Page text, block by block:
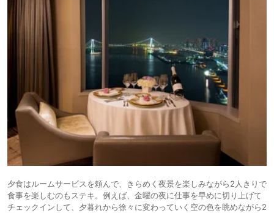
夕食はルームサービスを頼んで、きらめく夜景を楽しみながら2人きりで
食事を楽しむのもステキ。例えば、金曜の夜に仕事を早めに切り上げて
チェックインして、夕暮れから徐々に変わっていく空の色を眺めながら2